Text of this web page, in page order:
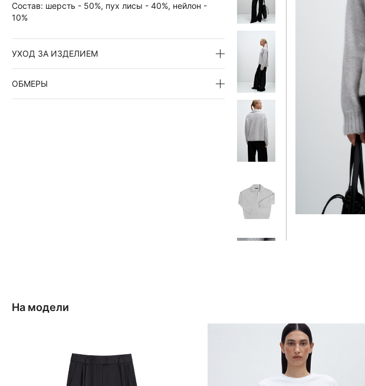
Состав: шерсть - 50%, пух лисы - 40%, нейлон -
10%
УХОД ЗА ИЗДЕЛИЕМ
ОБМЕРЫ
На модели